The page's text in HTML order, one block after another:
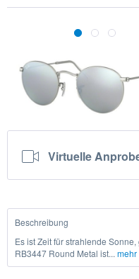
Virtuelle
Beschreibung
Es ist Zeit für strahlende
RB3447 Round Metal ist... mehr